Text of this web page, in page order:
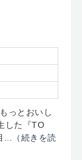
っとおいし
した『TO
（続きを読